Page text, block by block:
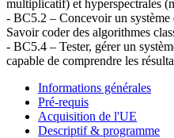
multiplicatif) et hyperspectrales
- BC5.2 – Concevoir un système
Savoir coder des algorithmes
- BC5.4 – Tester, gérer un
capable de comprendre les
Informations générales
Pré-requis
Acquisition de l'UE
Descriptif & programme